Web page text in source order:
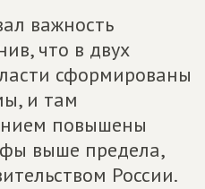
важность
что в двух
сформированы
и там
повышены
выше предела,
России.